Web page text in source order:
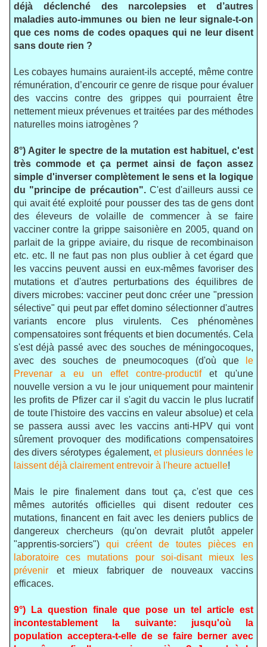
déjà déclenché des narcolepsies et d’autres
maladies auto-immunes ou bien ne leur signale-t-on
que ces noms de codes opaques qui ne leur disent
sans doute rien ?
Les cobayes humains auraient-ils accepté, même contre
rémunération, d’encourir ce genre de risque pour évaluer
des vaccins contre des grippes qui pourraient être
nettement mieux prévenues et traitées par des méthodes
naturelles moins iatrogènes ?
8°) Agiter le spectre de la mutation est habituel, c'est
très commode et ça permet ainsi de façon assez
simple d'inverser complètement le sens et la logique
du "principe de précaution". C'est d'ailleurs aussi ce
qui avait été exploité pour pousser des tas de gens dont
des éleveurs de volaille de commencer à se faire
vacciner contre la grippe saisonière en 2005, quand on
parlait de la grippe aviaire, du risque de recombinaison
etc. etc. Il ne faut pas non plus oublier à cet égard que
les vaccins peuvent aussi en eux-mêmes favoriser des
mutations et d'autres perturbations des équilibres de
divers microbes: vacciner peut donc créer une "pression
sélective" qui peut par effet domino sélectionner d'autres
variants encore plus virulents. Ces phénomènes
compensatoires sont fréquents et bien documentés. Cela
s'est déjà passé avec des souches de méningocoques,
avec des souches de pneumocoques (d'où que
le
Prevenar a eu un effet contre-productifet qu'une
nouvelle version a vu le jour uniquement pour maintenir
les profits de Pfizer car il s'agit du vaccin le plus lucratif
de toute l'histoire des vaccins en valeur absolue) et cela
se passera aussi avec les vaccins anti-HPV qui vont
sûrement provoquer des modifications compensatoires
des divers sérotypes également,et plusieurs données le
laissent déjà clairement entrevoir à l'heure actuelle!
Mais le pire finalement dans tout ça, c'est que ces
mêmes autorités officielles qui disent redouter ces
mutations, financent en fait avec les deniers publics de
dangereux chercheurs (qu'on devrait plutôt appeler
"apprentis-sorciers") qui créent de toutes pièces en
laboratoire ces mutations pour soi-disant mieux les
préveniret mieux fabriquer de nouveaux vaccins
efficaces.
9°) La question finale que pose un tel article est
incontestablement la suivante: jusqu'où la
population acceptera-t-elle de se faire berner avec